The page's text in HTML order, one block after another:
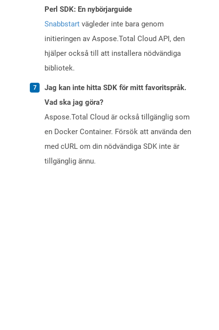
Perl SDK: En nybörjarguide
Snabbstart vägleder inte bara genom
initieringen av Aspose.Total Cloud API, den
hjälper också till att installera nödvändiga
bibliotek.
Jag kan inte hitta SDK för mitt favoritspråk.
Vad ska jag göra?
Aspose.Total Cloud är också tillgänglig som
en Docker Container. Försök att använda den
med cURL om din nödvändiga SDK inte är
tillgänglig ännu.